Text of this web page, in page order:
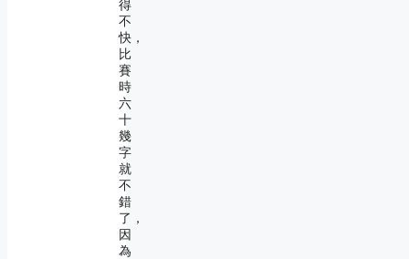
得
不
快，
比
賽
時
六
十
幾
字
就
不
錯
了，
因
為